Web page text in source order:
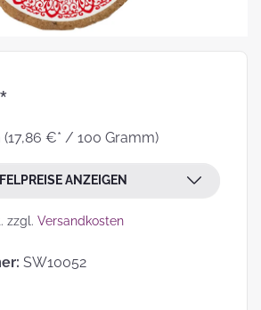
(17,86 €* / 100 Gramm)
ANZEIGEN
zzgl. Versandkosten
SW10052